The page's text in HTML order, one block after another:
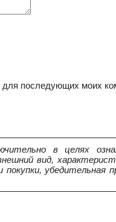
для последующих моих
в целях
вид,